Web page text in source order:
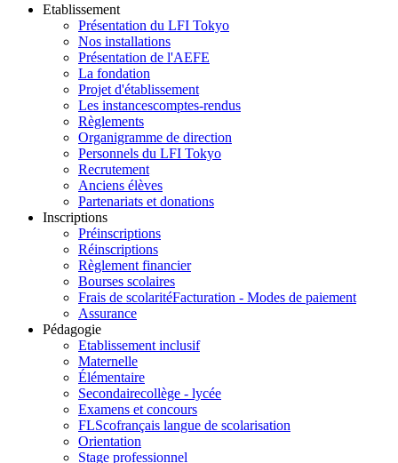
Etablissement
Présentation du LFI Tokyo
Nos installations
Présentation de l'AEFE
La fondation
Projet d'établissement
Les instancescomptes-rendus
Règlements
Organigramme de direction
Personnels du LFI Tokyo
Recrutement
Anciens élèves
Partenariats et donations
Inscriptions
Préinscriptions
Réinscriptions
Règlement financier
Bourses scolaires
Frais de scolaritéFacturation - Modes de paiement
Assurance
Pédagogie
Etablissement inclusif
Maternelle
Élémentaire
Secondairecollège - lycée
Examens et concours
FLScofrançais langue de scolarisation
Orientation
Stage professionnel